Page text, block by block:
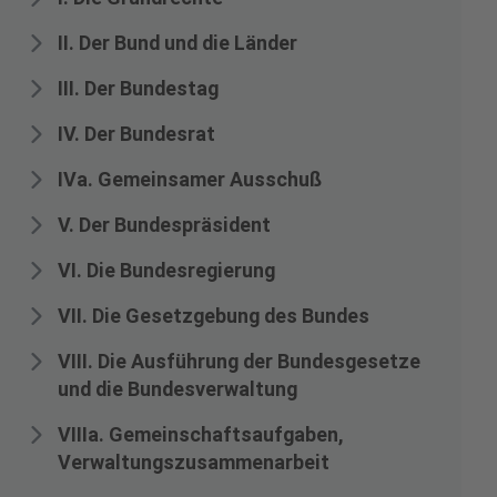
II. Der Bund und die Länder
III. Der Bundestag
IV. Der Bundesrat
IVa. Gemeinsamer Ausschuß
V. Der Bundespräsident
VI. Die Bundesregierung
VII. Die Gesetzgebung des Bundes
VIII. Die Ausführung der Bundesgesetze
und die Bundesverwaltung
VIIIa. Gemeinschaftsaufgaben,
Verwaltungszusammenarbeit